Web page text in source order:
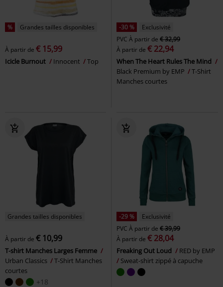
% Grandes tailles disponibles
À partir de € 15,99
Icicle Burnout Innocent Top
-30 %
Exclusivité
PVC À partir de € 32,99
À partir de € 22,94
When The Heart Rules The Mind
Black Premium by EMP
T-Shirt
Manches courtes
Grandes tailles disponibles
À partir de € 10,99
T-shirt Manches Larges Femme
Urban Classics
T-Shirt Manches
courtes
+18
-29 %
Exclusivité
PVC À partir de € 39,99
À partir de € 28,04
Freaking Out Loud
RED by EMP
Sweat-shirt zippé à capuche